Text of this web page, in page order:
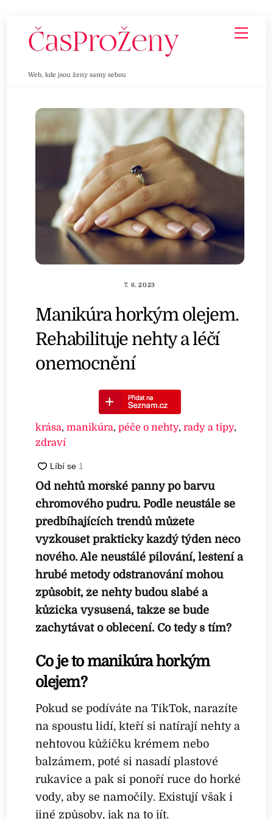
Web, kde jsou ženy samy sebou
7. 6. 2023
Manikúra horkým olejem.
Rehabilituje nehty a léčí
onemocnění
krása,manikúra,péče o nehty,rady a tipy,
zdraví
Od nehtů mořské panny po barvu
chromového pudru. Podle neustále se
předbíhajících trendů můžete
vyzkoušet prakticky každý týden něco
nového. Ale neustálé pilování, leštění a
hrubé metody odstraňování mohou
způsobit, že nehty budou slabé a
kůžička vysušená, takže se bude
zachytávat o oblečení. Co tedy s tím?
Co je to manikúra horkým
olejem?
Pokud se podíváte na TikTok, narazíte
na spoustu lidí, kteří si natírají nehty a
nehtovou kůžičku krémem nebo
balzámem, poté si nasadí plastové
rukavice a pak si ponoří ruce do horké
vody, aby se namočily. Existují však i
jiné způsoby, jak na to jít.